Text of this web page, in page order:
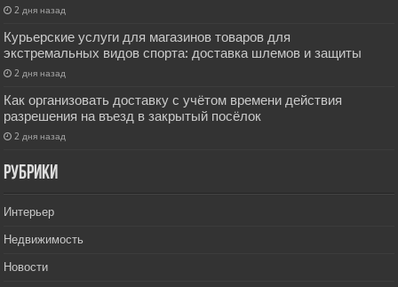
2 дня назад
Курьерские услуги для магазинов товаров для
экстремальных видов спорта: доставка шлемов и защиты
2 дня назад
Как организовать доставку с учётом времени действия
разрешения на въезд в закрытый посёлок
2 дня назад
РУбрики
Интерьер
Недвижимость
Новости